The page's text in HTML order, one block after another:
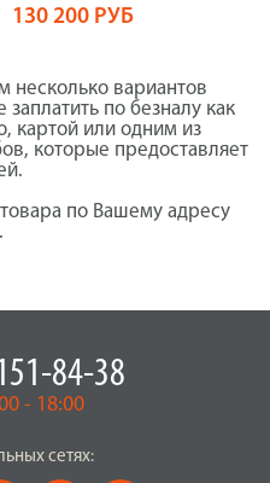
130 200 РУБ
несколько вариантов
по безналу как
картой или одним из
которые предоставляет
по Вашему адресу
84-38
- 18:00
сетях: